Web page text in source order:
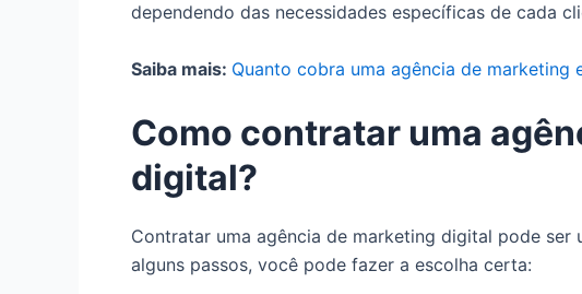
dependendo das necessidades específicas de cada
Saiba mais: Quanto cobra uma agência de marketing
Como contratar uma
digital?
Contratar uma agência de marketing digital pode ser
alguns passos, você pode fazer a escolha certa: